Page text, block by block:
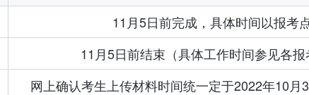
11月5日前完成，具体时间以报考
11月5日前结束（具体工作时间参见各报
网上确认考生上传材料时间统一定于2022年10月